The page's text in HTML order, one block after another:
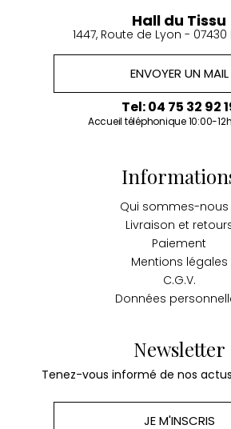
Hall du Tissu
1447, Route de Lyon - 07430
ENVOYER UN MAIL
Tel: 04 75 32 92
Accueil téléphonique 10:00-
Qui sommes-nous
Livraison et
Paiement
Mentions légales
C.G.V.
Données
Newsletter
Tenez-vous informé de nos
JE M'INSCRIS